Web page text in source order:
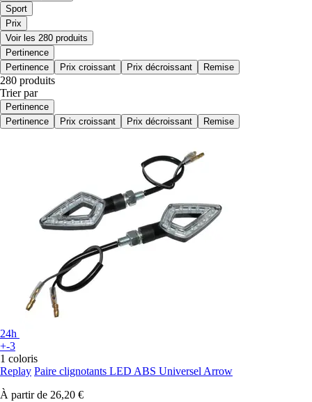
Sport
Prix
Voir les 280 produits
Pertinence
Pertinence
Prix croissant Prix décroissant Remise
280 produits
Trier par
Pertinence
Pertinence
Prix croissant Prix décroissant Remise
24h
+-3
1 coloris
Replay Paire clignotants LED ABS Universel Arrow
À partir de 26,20 €